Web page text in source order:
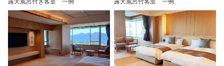
露天風呂付き客室 一例 露天風呂付客室 一例